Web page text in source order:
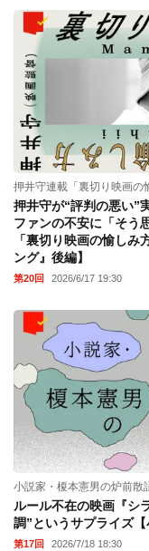
押井守連載「裏切り映画の
押井守が“評判の悪い”
ファンの不安に「そう
「裏切り映画の愉し
ング』後編】
第20回 2026/6/17 19:30
小説家・榎本憲男の炉前散
ルール不在の映画『シ
調”というサプライズ【
第17回 2026/7/18 18:30